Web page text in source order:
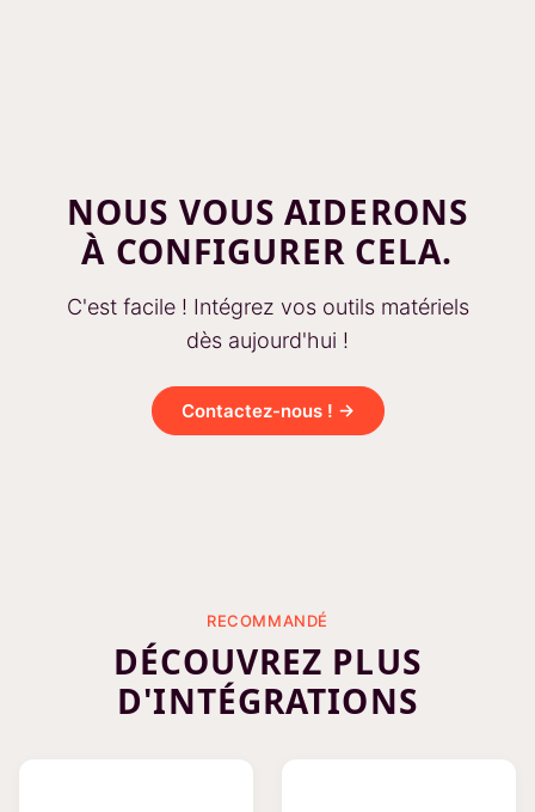
NOUS VOUS AIDERONS
À CONFIGURER CELA.
C'est facile ! Intégrez vos outils matériels
dès aujourd'hui !
Contactez-nous ! →
RECOMMANDÉ
DÉCOUVREZ PLUS
D'INTÉGRATIONS